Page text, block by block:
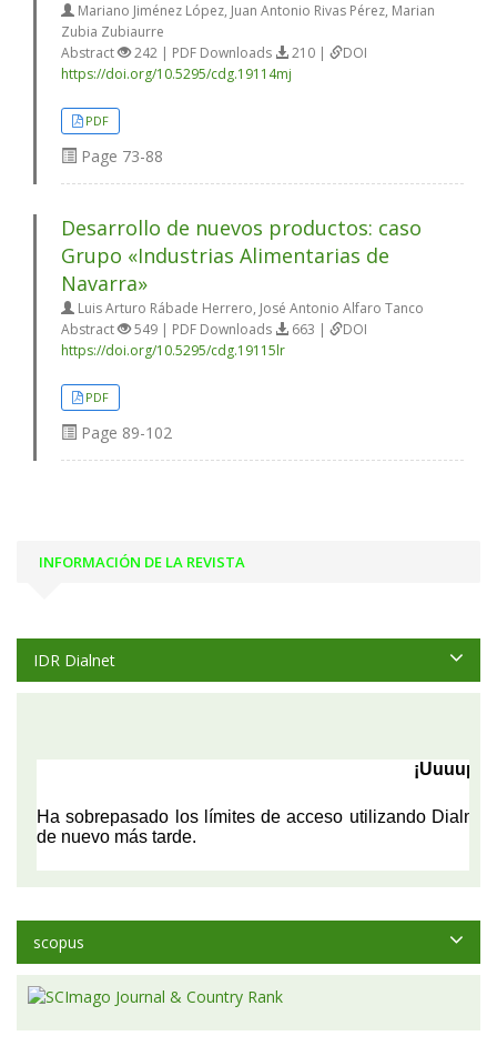
Mariano Jiménez López, Juan Antonio Rivas Pérez, Marian
Zubia Zubiaurre
Abstract
242 | PDF Downloads 210 |
DOI
https://doi.org/10.5295/cdg.19114mj
PDF
Page 73-88
Desarrollo de nuevos productos: caso
Grupo «Industrias Alimentarias de
Navarra»
Luis Arturo Rábade Herrero, José Antonio Alfaro Tanco
Abstract
549 | PDF Downloads 663 |
DOI
https://doi.org/10.5295/cdg.19115lr
PDF
Page 89-102
INFORMACIÓN DE LA REVISTA
IDR Dialnet
scopus